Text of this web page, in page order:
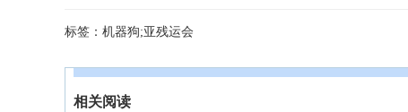
标签： 机器狗;亚残运会
相关阅读